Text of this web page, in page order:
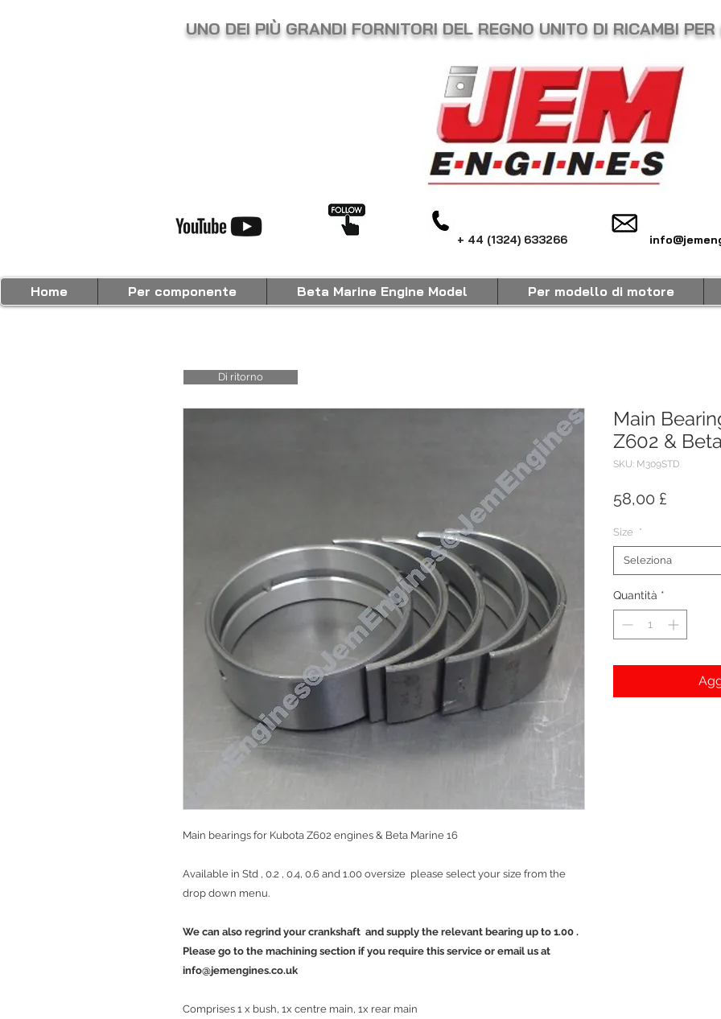
UNO DEI PIÙ GRANDI FORNITORI DEL REGNO UNITO DI RICAMBI
+ 44 (1324) 633266
Main bearings for Kubota Z602 engines & Beta Marine 16
Available in Std , 0.2 , 0.4, 0.6 and 1.00 oversize please select your size from the
drop down menu.
We can also regrind your crankshaft and supply the relevant bearing up to 1.00 .
Please go to the machining section if you require this service or email us at
info@jemengines.co.uk
Comprises 1 x bush, 1x centre main, 1x rear main
Main
Z602 &
SKU: M309STD
58,00 £
Size *
Seleziona
Quantità *
Di ritorno
Home Per componente Beta Marine Engine Model Per modello di motore